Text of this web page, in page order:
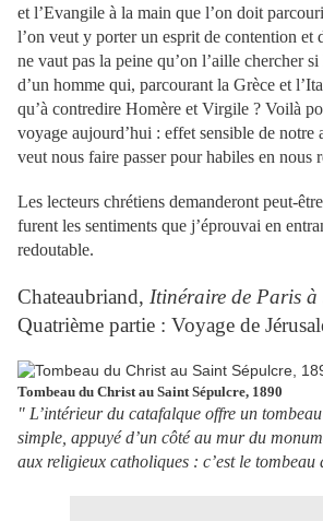
et l’Evangile à la main que l’on doit
l’on veut y porter un esprit de contention et
ne vaut pas la peine qu’on l’aille chercher
d’un homme qui, parcourant la Grèce et
qu’à contredire Homère et Virgile ? Voilà
voyage aujourd’hui : effet sensible de notre
veut nous faire passer pour habiles en nous
Les lecteurs chrétiens demanderont peut-
furent les sentiments que j’éprouvai en
redoutable.
Chateaubriand, Itinéraire de Paris à
Quatrième partie : Voyage de
Tombeau du Christ au Saint Sépulcre, 1890
" L’intérieur du catafalque offre un
simple, appuyé d’un côté au mur du
aux religieux catholiques : c’est le tombeau